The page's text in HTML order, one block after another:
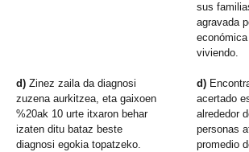
sus
agravada
viviendo.
d) Zinez zaila da diagnosi
zuzena aurkitzea, eta gaixoen
%20ak 10 urte itxaron behar
izaten ditu bataz beste
diagnosi egokia topatzeko.
d)
acertado
alrededor
personas
promedio